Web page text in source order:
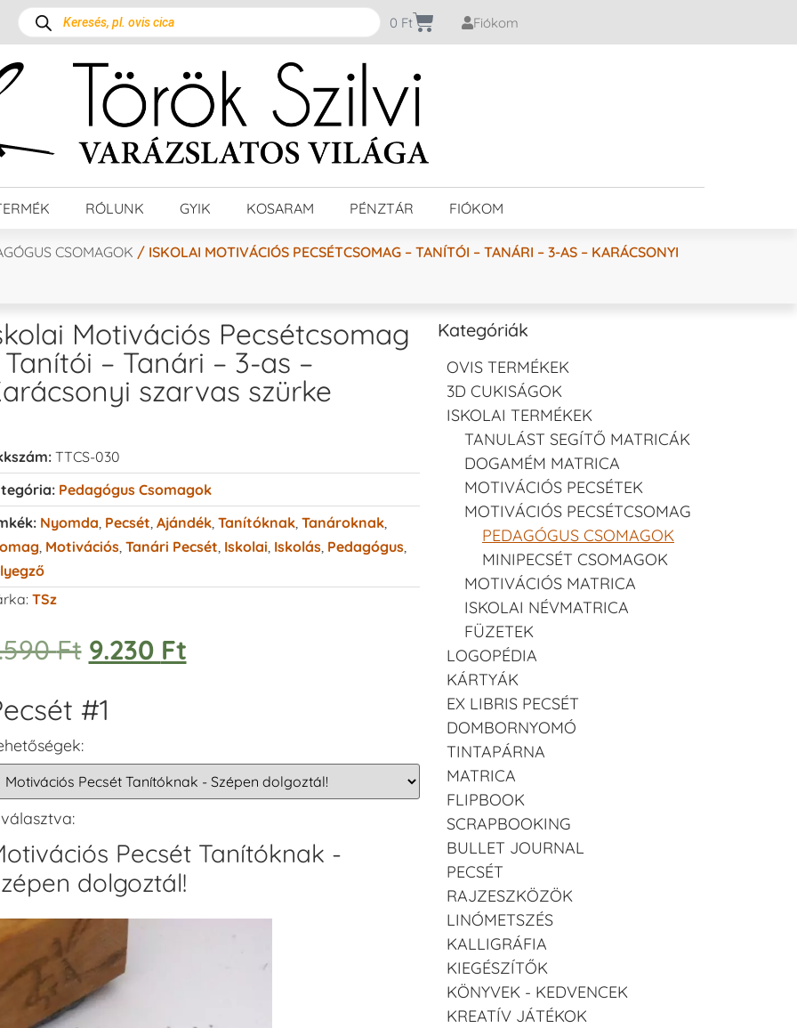
0 Ft Fiókom
RÓLUNK GYIK KOSARAM PÉNZTÁR FIÓKOM
CSOMAGOK / ISKOLAI MOTIVÁCIÓS PECSÉTCSOMAG – TANÍTÓI – TANÁRI – 3-AS – KARÁCSONYI
Motivációs Pecsétcsomag
– Tanári – 3-as –
szarvas szürke
TTCS-030
Pedagógus Csomagok
Nyomda Pecsét Ajándék, Tanítóknak, Tanároknak,
, Motivációs, Tanári Pecsét Iskolai Iskolás, Pedagógus,
TSz
Ft 9.230 Ft
#1
Pecsét Tanítóknak -
dolgoztál!
Kategóriák
OVIS TERMÉKEK
3D CUKISÁGOK
ISKOLAI TERMÉKEK
TANULÁST SEGÍTŐ MATRICÁK
DOGAMÉM MATRICA
MOTIVÁCIÓS PECSÉTEK
MOTIVÁCIÓS PECSÉTCSOMAG
PEDAGÓGUS CSOMAGOK
MINIPECSÉT CSOMAGOK
MOTIVÁCIÓS MATRICA
ISKOLAI NÉVMATRICA
FÜZETEK
LOGOPÉDIA
KÁRTYÁK
EX LIBRIS PECSÉT
DOMBORNYOMÓ
TINTAPÁRNA
MATRICA
FLIPBOOK
SCRAPBOOKING
BULLET JOURNAL
PECSÉT
RAJZESZKÖZÖK
LINÓMETSZÉS
KALLIGRÁFIA
KIEGÉSZÍTŐK
KÖNYVEK - KEDVENCEK
KREATÍV JÁTÉKOK